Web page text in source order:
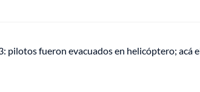
pilotos fueron evacuados en helicóptero; acá